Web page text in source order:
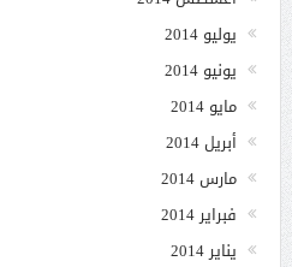
يوليو 2014
يونيو 2014
مايو 2014
أبريل 2014
مارس 2014
فبراير 2014
يناير 2014